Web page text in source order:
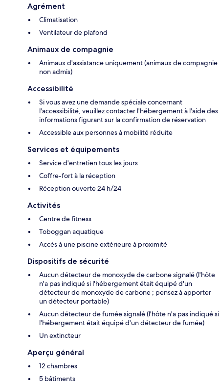
Agrément
Climatisation
Ventilateur de plafond
Animaux de compagnie
Animaux d'assistance uniquement (animaux de compagnie
non admis)
Accessibilité
Si vous avez une demande spéciale concernant
l'accessibilité, veuillez contacter l'hébergement à l'aide des
informations figurant sur la confirmation de réservation
Accessible aux personnes à mobilité réduite
Services et équipements
Service d'entretien tous les jours
Coffre-fort à la réception
Réception ouverte 24 h/24
Activités
Centre de fitness
Toboggan aquatique
Accès à une piscine extérieure à proximité
Dispositifs de sécurité
Aucun détecteur de monoxyde de carbone signalé (l'hôte
n'a pas indiqué si l'hébergement était équipé d'un
détecteur de monoxyde de carbone ; pensez à apporter
un détecteur portable)
Aucun détecteur de fumée signalé (l'hôte n'a pas indiqué si
l'hébergement était équipé d'un détecteur de fumée)
Un extincteur
Aperçu général
12 chambres
5 bâtiments